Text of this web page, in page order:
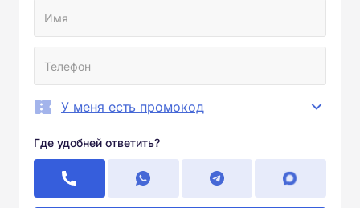
У меня есть промокод
Где удобней ответить?